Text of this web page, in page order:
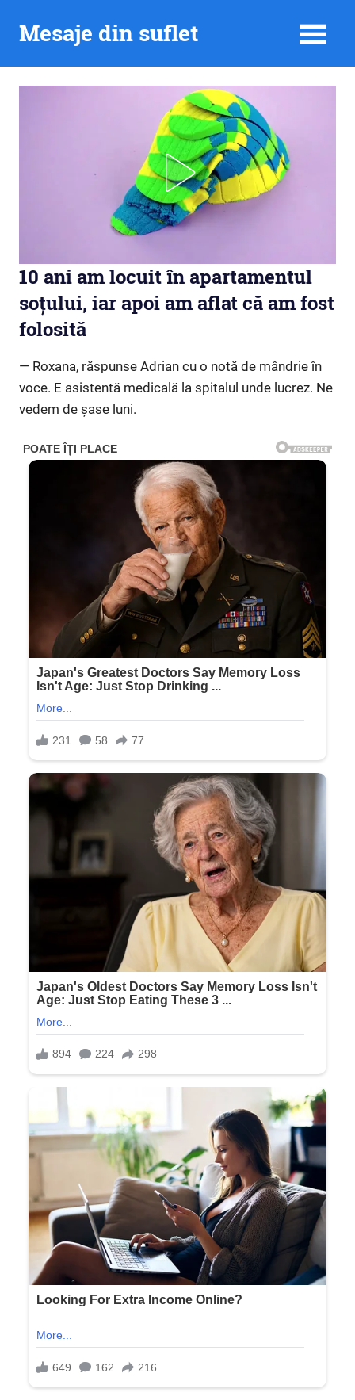
Mesaje din suflet
10 ani am locuit în apartamentul
soțului, iar apoi am aflat că am fost
folosită
— Roxana, răspunse Adrian cu o notă de mândrie în
voce. E asistentă medicală la spitalul unde lucrez. Ne
vedem de șase luni.